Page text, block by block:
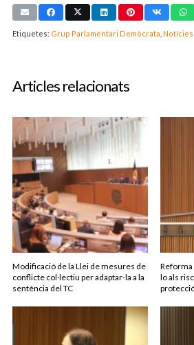
Etiquetes: Grup Parlamentari Demòcrata Notícies
Articles relacionats
Modificació de la Llei de mesures de
conflicte col·lectiu per adaptar-la a la
sentència del TC
Reforma
lo als